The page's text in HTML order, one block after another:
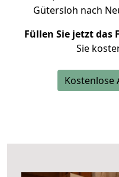
Gütersloh nach
Füllen Sie jetzt das
Sie
Kostenlose